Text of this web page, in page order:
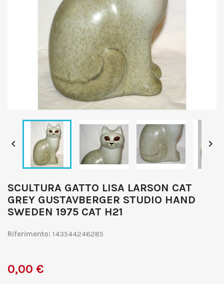
 
SCULTURA GATTO LISA LARSON CAT
GREY GUSTAVBERGER STUDIO HAND
SWEDEN 1975 CAT H21
Riferimento: 143544246285
0,00 €